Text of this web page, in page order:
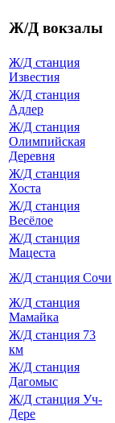
Ж/Д вокзалы
Ж/Д станция
Известия
Ж/Д станция
Адлер
Ж/Д станция
Олимпийская
Деревня
Ж/Д станция
Хоста
Ж/Д станция
Весёлое
Ж/Д станция
Мацеста
Ж/Д станция Сочи
Ж/Д станция
Мамайка
Ж/Д станция 73
км
Ж/Д станция
Дагомыс
Ж/Д станция Уч-
Дере